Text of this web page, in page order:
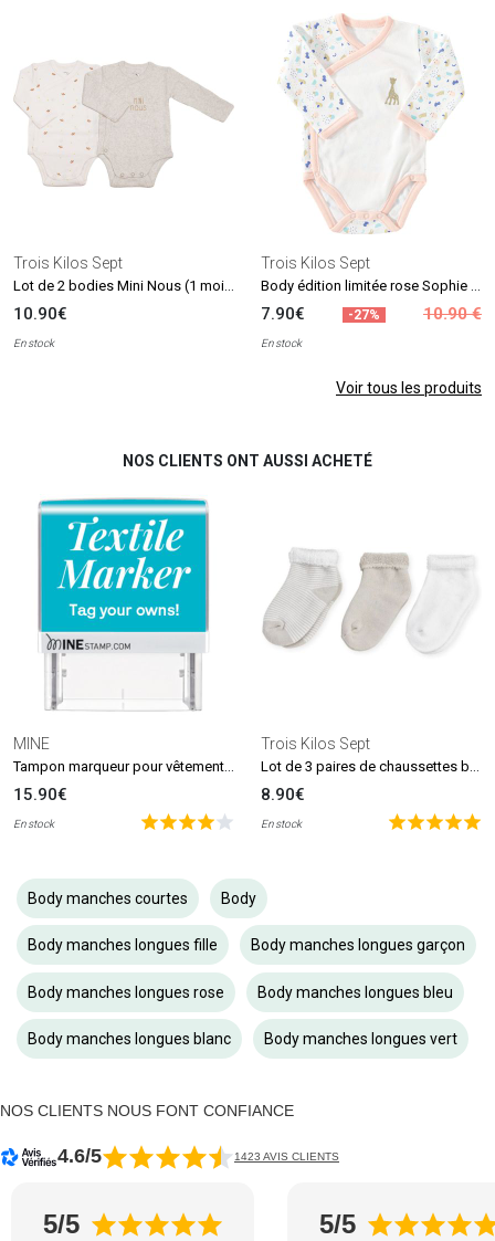
Trois Kilos Sept
10.90€
En stock
Trois Kilos Sept
7.90€ -27% 10.90 €
En stock
Voir tous les produits
NOS CLIENTS ONT AUSSI ACHETÉ
MINE
15.90€
En stock
Trois Kilos Sept
8.90€
En stock
Body manches courtes Body
Body manches longues fille Body manches longues garçon
Body manches longues rose Body manches longues bleu
Body manches longues blanc Body manches longues vert
NOS CLIENTS NOUS FONT CONFIANCE
4.6/5 1423 AVIS CLIENTS
5/5 5/5